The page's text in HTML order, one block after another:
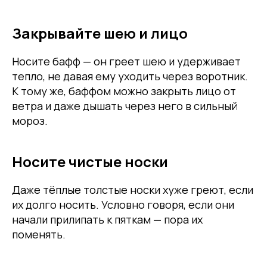
Закрывайте шею и лицо
Носите бафф — он греет шею и удерживает
тепло, не давая ему уходить через воротник.
К тому же, баффом можно закрыть лицо от
ветра и даже дышать через него в сильный
мороз.
Носите чистые носки
Даже тёплые толстые носки хуже греют, если
их долго носить. Условно говоря, если они
начали прилипать к пяткам — пора их
поменять.